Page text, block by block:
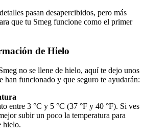
pasan desapercibidos, pero más
que tu Smeg funcione como el primer
de Hielo
no se llene de hielo, aquí te dejo unos
han funcionado y que seguro te ayudarán:
entre 3 °C y 5 °C (37 °F y 40 °F). Si ves
subir un poco la temperatura para
hielo.